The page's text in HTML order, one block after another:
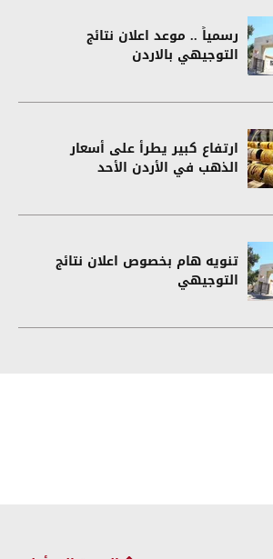
رسمياً .. موعد اعلان نتائج
التوجيهي بالاردن
ارتفاع كبير يطرأ على أسعار
الذهب في الأردن الأحد
تنويه هام بخصوص اعلان نتائج
التوجيهي